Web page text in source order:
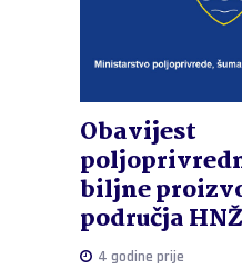
Obavijest
biljne
područja HNŽ
4 godine prije